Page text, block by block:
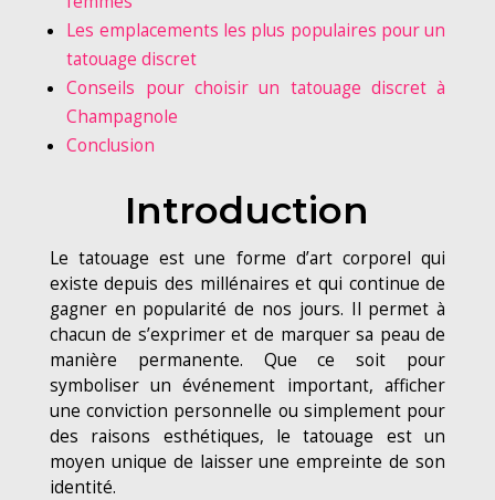
Les emplacements les plus populaires pour un
tatouage discret
Conseils pour choisir un tatouage discret à
Champagnole
Conclusion
Introduction
Le tatouage est une forme d’art corporel qui
existe depuis des millénaires et qui continue de
gagner en popularité de nos jours. Il permet à
chacun de s’exprimer et de marquer sa peau de
manière permanente. Que ce soit pour
symboliser un événement important, afficher
une conviction personnelle ou simplement pour
des raisons esthétiques, le tatouage est un
moyen unique de laisser une empreinte de son
identité.